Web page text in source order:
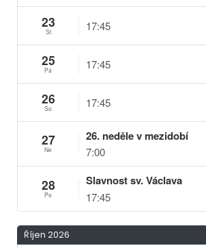
23
St 17:45
25
Pá 17:45
26
So 17:45
27
Ne
26. neděle v mezidobí
7:00
28
Po
Slavnost sv. Václava
17:45
Říjen 2026